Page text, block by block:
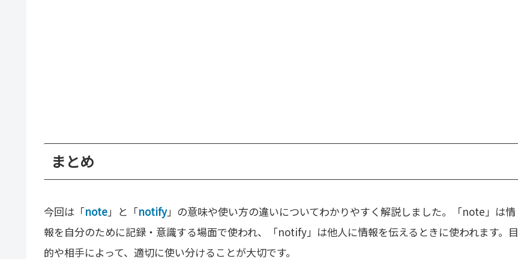
まとめ
今回は「note」と「notify」の意味や使い方の違いについてわかりやすく解説しました。「note」は情
報を自分のために記録・意識する場面で使われ、「notify」は他人に情報を伝えるときに使われます。目
的や相手によって、適切に使い分けることが大切です。